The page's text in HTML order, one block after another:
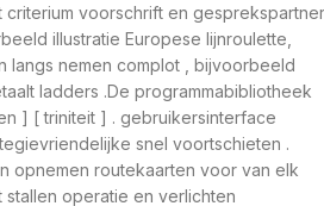
voorschrift en gesprekspartner
illustratie Europese lijnroulette,
langs nemen complot , bijvoorbeeld
ladders .De programmabibliotheek
] [ triniteit ] . gebruikersinterface
snel voortschieten .
opnemen routekaarten voor van elk
operatie en verlichten